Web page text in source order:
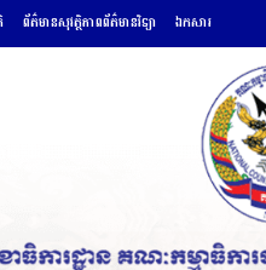
ព័ត៌មានសុវត្ថិភាពព័ត៌មានវិទ្យា ឯកសារ